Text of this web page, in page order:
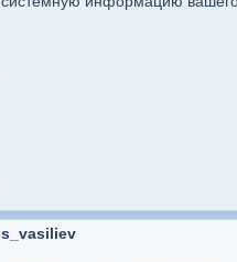
s_vasiliev